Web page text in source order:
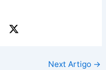
Next Artigo →